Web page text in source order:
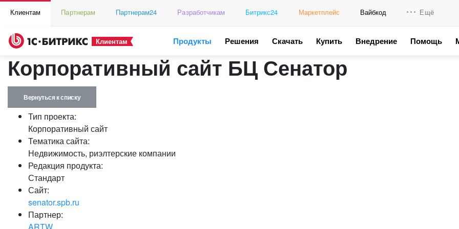
Клиентам Партнерам Партнерам24 Разработчикам Битрикс24 Маркетплейс Вайбкод Ещё
Клиентам Продукты Решения Скачать Купить Внедрение Помощь
Корпоративный сайт БЦ Сенатор
Вернуться к списку
Тип проекта:
Корпоративный сайт
Тематика сайта:
Недвижимость, риэлтерские компании
Редакция продукта:
Стандарт
Сайт:
senator.spb.ru
Партнер: